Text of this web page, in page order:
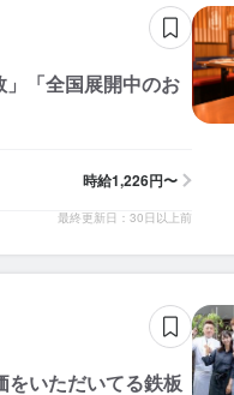
」「全国展開中のお
時給1,226円〜
最終更新日：30日以上前
をいただいてる鉄板